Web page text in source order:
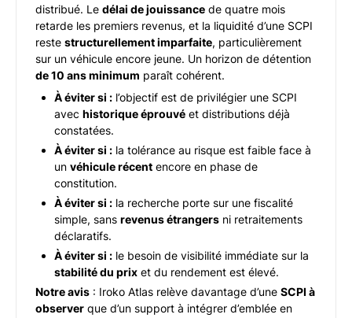
distribué. Le délai de jouissance de quatre mois
retarde les premiers revenus, et la liquidité d’une SCPI
reste structurellement imparfaite, particulièrement
sur un véhicule encore jeune. Un horizon de détention
de 10 ans minimum paraît cohérent.
À éviter si : l’objectif est de privilégier une SCPI
avec historique éprouvé et distributions déjà
constatées.
À éviter si : la tolérance au risque est faible face à
un véhicule récent encore en phase de
constitution.
À éviter si : la recherche porte sur une fiscalité
simple, sans revenus étrangers ni retraitements
déclaratifs.
À éviter si : le besoin de visibilité immédiate sur la
stabilité du prix et du rendement est élevé.
Notre avis : Iroko Atlas relève davantage d’une SCPI à
observer que d’un support à intégrer d’emblée en